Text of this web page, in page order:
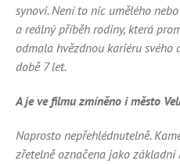
synovi. Není to nic umělého
a reálný příběh rodiny, která
odmala hvězdnou kariéru svého
době 7 let.
A je ve filmu zmíněno i město
Naprosto nepřehlédnutelně.
zřetelně označena jako základní